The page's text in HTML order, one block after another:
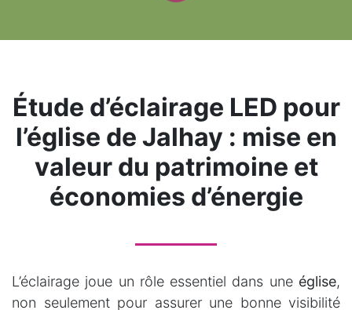
Étude d’éclairage LED pour
l’église de Jalhay : mise en
valeur du patrimoine et
économies d’énergie
L’éclairage joue un rôle essentiel dans une église,
non seulement pour assurer une bonne visibilité